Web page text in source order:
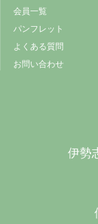
会員一覧
パンフレット
よくある質問
お問い合わせ
伊勢